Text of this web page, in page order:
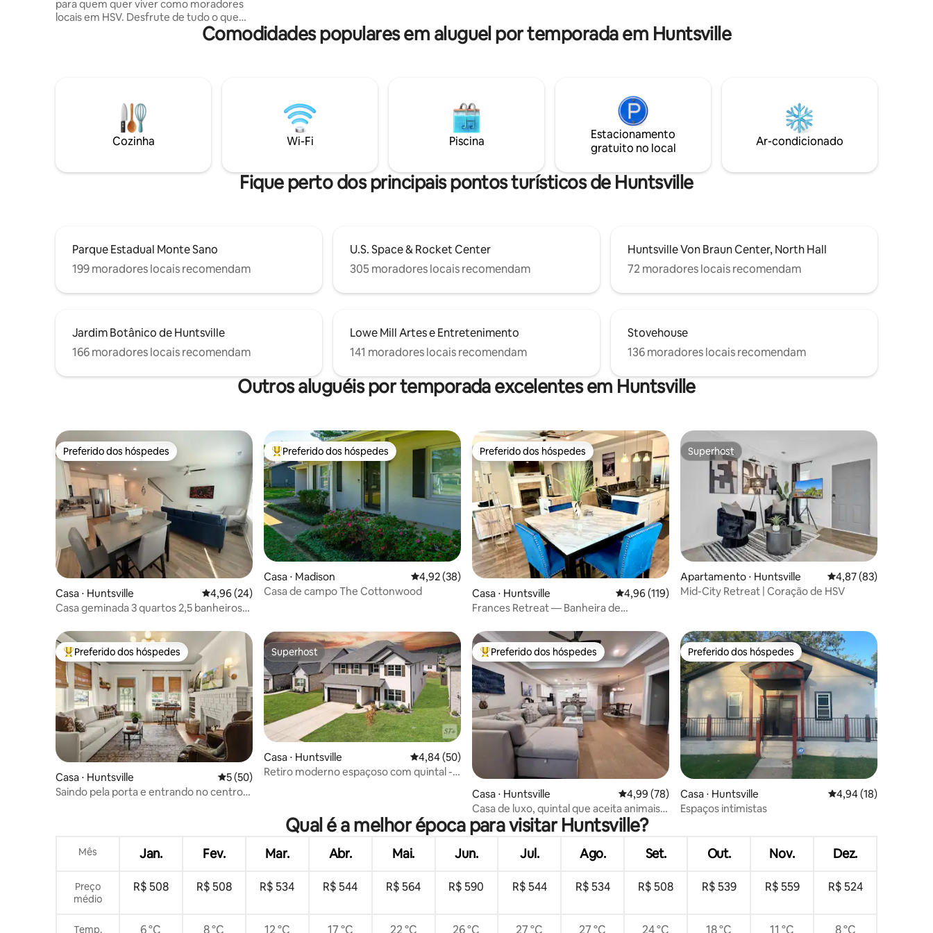
para quem quer viver como moradores
locais em HSV. Desfrute de tudo o que
HSV tem a oferecer com uma curta
caminhada até restaurantes, cervejarias
apartamento de 1 quarto e estamos
continuamente fazendo atualizações e
melhorias cuidadosas. No entanto, este
não é um espaço novo e algum charme
presente.
Comodidades populares em aluguel por temporada em Huntsville
Cozinha Wi-Fi Piscina
Estacionamento
gratuito no local
Ar-condicionado
Fique perto dos principais pontos turísticos de Huntsville
Parque Estadual Monte Sano
199 moradores locais recomendam
U.S. Space & Rocket Center
305 moradores locais recomendam
Huntsville Von Braun Center, North Hall
72 moradores locais recomendam
Jardim Botânico de Huntsville
166 moradores locais recomendam
Lowe Mill Artes e Entretenimento
141 moradores locais recomendam
Stovehouse
136 moradores locais recomendam
Outros aluguéis por temporada excelentes em Huntsville
Preferido dos hóspedes
Preferido dos hóspedes
Casa ⋅ Huntsville 4,96 de uma avaliação média de 5, 24 avaliações
4,96 (24)
Casa geminada 3 quartos 2,5 banheiros
Redstone
Entre os melhores preferidos dos hóspedes
Preferido dos hóspedes
Casa ⋅ Madison 4,92 de uma avaliação média de 5, 38 avaliações
4,92 (38)
Casa de campo The Cottonwood
Preferido dos hóspedes
Preferido dos hóspedes
Casa ⋅ Huntsville 4,96 de uma avaliação média de 5, 119 avaliações
4,96 (119)
Frances Retreat — Banheira de
Superhost
Superhost
Apartamento ⋅ Huntsville 4,87 de uma
4,87 (83)
Mid-City Retreat | Coração de HSV
Entre os melhores preferidos dos hóspedes
Preferido dos hóspedes
Casa ⋅ Huntsville 5 de uma avaliação média de 5, 50 avaliações
5 (50)
Saindo pela porta e entrando no centro
Superhost
Superhost
Casa ⋅ Huntsville 4,84 de uma avaliação média de 5, 50 avaliações
4,84 (50)
Retiro moderno espaçoso com quintal -
Entre os melhores preferidos dos hóspedes
Preferido dos hóspedes
Casa ⋅ Huntsville 4,99 de uma avaliação média de 5, 78 avaliações
4,99 (78)
Casa de luxo, quintal que aceita animais
de estimação
Preferido dos hóspedes
Preferido dos hóspedes
Casa ⋅ Huntsville 4,94 de uma
4,94 (18)
Espaços intimistas
Qual é a melhor época para visitar Huntsville?
Mês Jan. Fev. Mar. Abr. Mai. Jun. Jul. Ago. Set. Out. Nov. Dez.
Preço
médio
R$ 508 R$ 508 R$ 534 R$ 544 R$ 564 R$ 590 R$ 544 R$ 534 R$ 508 R$ 539 R$ 559 R$ 524
Temp. 6 °C 8 °C 12 °C 17 °C 22 °C 26 °C 27 °C 27 °C 24 °C 18 °C 11 °C 8 °C